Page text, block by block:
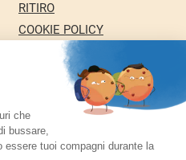
RITIRO
COOKIE POLICY
INFORMATIVA PRIVACY
dei Dottori Marco e
72 24068 Seriate (BG)
| P.Iva: 03258590169 |